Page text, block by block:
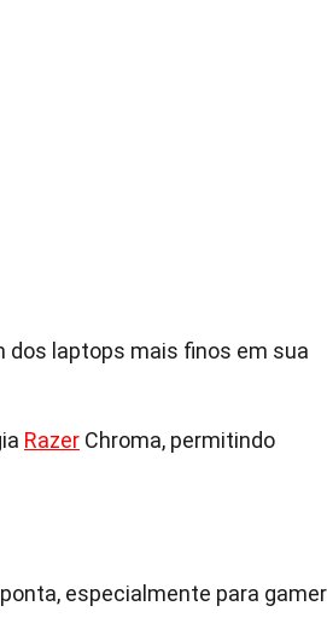
dos laptops mais finos em sua
Razer Chroma, permitindo
especialmente para